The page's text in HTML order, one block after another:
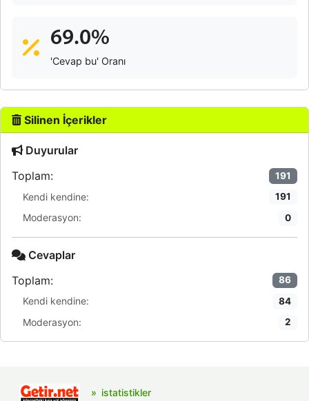
69.0%
'Cevap bu' Oranı
Silinen İçerikler
Duyurular
Toplam:
191
Kendi kendine: 191
Moderasyon: 0
Cevaplar
Toplam:
86
Kendi kendine: 84
Moderasyon: 2
istatistikler